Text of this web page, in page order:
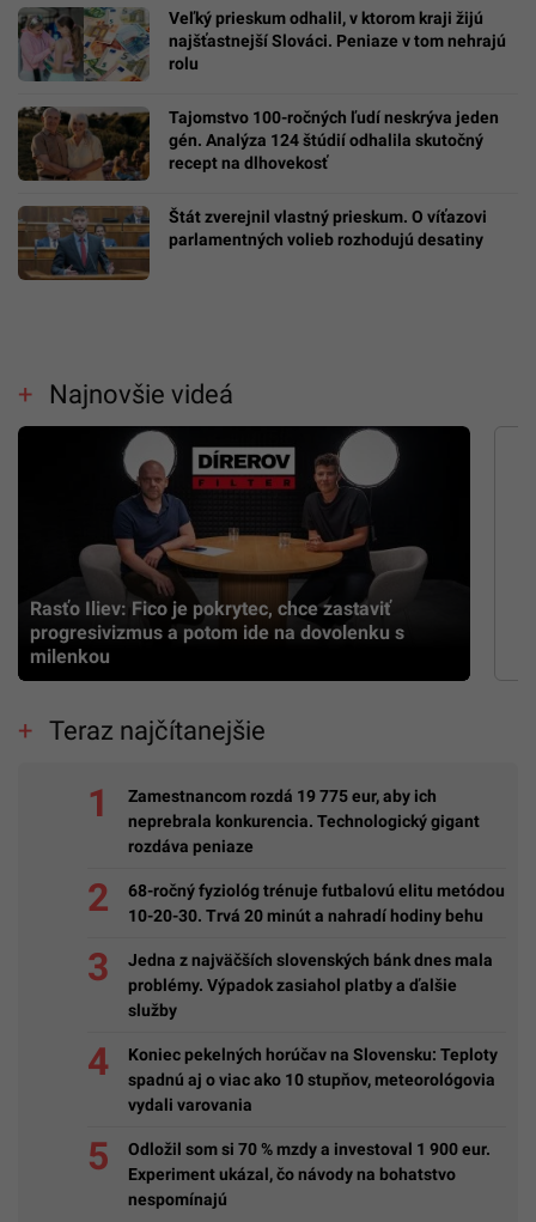
Veľký prieskum odhalil, v ktorom kraji žijú
najšťastnejší Slováci. Peniaze v tom nehrajú
rolu
Tajomstvo 100-ročných ľudí neskrýva jeden
gén. Analýza 124 štúdií odhalila skutočný
recept na dlhovekosť
Štát zverejnil vlastný prieskum. O víťazovi
parlamentných volieb rozhodujú desatiny
Najnovšie videá
Rasťo Iliev: Fico je pokrytec, chce zastaviť
progresivizmus a potom ide na dovolenku s
milenkou
Teraz najčítanejšie
Zamestnancom rozdá 19 775 eur, aby ich
neprebrala konkurencia. Technologický gigant
rozdáva peniaze
68-ročný fyziológ trénuje futbalovú elitu metódou
10-20-30. Trvá 20 minút a nahradí hodiny behu
Jedna z najväčších slovenských bánk dnes mala
problémy. Výpadok zasiahol platby a ďalšie
služby
Koniec pekelných horúčav na Slovensku: Teploty
spadnú aj o viac ako 10 stupňov, meteorológovia
vydali varovania
Odložil som si 70 % mzdy a investoval 1 900 eur.
Experiment ukázal, čo návody na bohatstvo
nespomínajú